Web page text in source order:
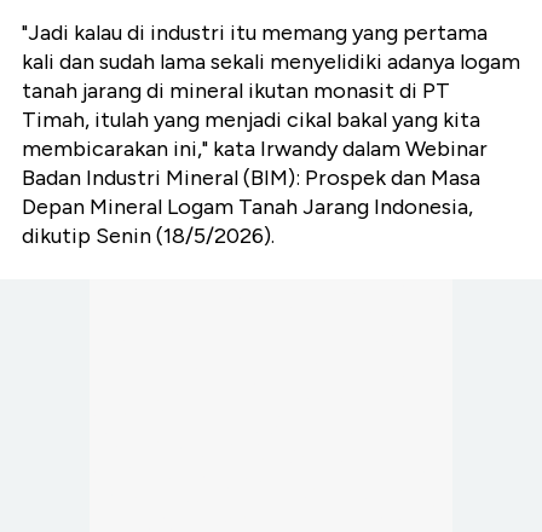
"Jadi kalau di industri itu memang yang pertama
kali dan sudah lama sekali menyelidiki adanya logam
tanah jarang di mineral ikutan monasit di PT
Timah, itulah yang menjadi cikal bakal yang kita
membicarakan ini," kata Irwandy dalam Webinar
Badan Industri Mineral (BIM): Prospek dan Masa
Depan Mineral Logam Tanah Jarang Indonesia,
dikutip Senin (18/5/2026).